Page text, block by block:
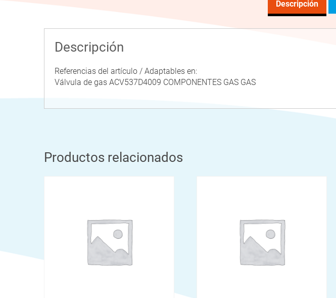
Descripción
Descripción
Referencias del artículo / Adaptables en:
Válvula de gas ACV537D4009 COMPONENTES GAS GAS
Productos relacionados